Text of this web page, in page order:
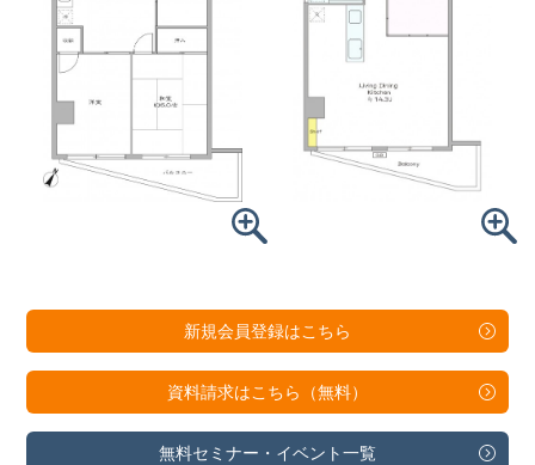
新規会員登録はこちら
資料請求はこちら（無料）
無料セミナー・ イベント一覧